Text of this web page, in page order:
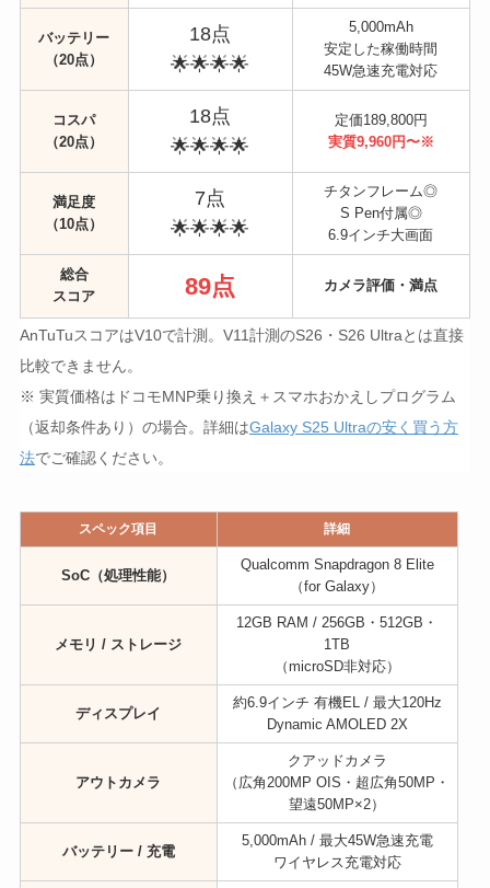
バッテリー
（20点）
18点
🌟🌟🌟🌟
5,000mAh
安定した稼働時間
45W急速充電対応
コスパ
（20点）
18点
🌟🌟🌟🌟
定価189,800円
実質9,960円〜※
満足度
（10点）
7点
🌟🌟🌟🌟
チタンフレーム◎
S Pen付属◎
6.9インチ大画面
総合
スコア
89点 カメラ評価・満点
AnTuTuスコアはV10で計測。V11計測のS26・S26 Ultraとは直接
比較できません。
※ 実質価格はドコモMNP乗り換え＋スマホおかえしプログラム
（返却条件あり）の場合。詳細はGalaxy S25 Ultraの安く買う方
法でご確認ください。
スペック項目 詳細
SoC（処理性能）
Qualcomm Snapdragon 8 Elite
（for Galaxy）
メモリ / ストレージ
12GB RAM / 256GB・512GB・
1TB
（microSD非対応）
ディスプレイ
約6.9インチ 有機EL / 最大120Hz
Dynamic AMOLED 2X
アウトカメラ
クアッドカメラ
（広角200MP OIS・超広角50MP・
望遠50MP×2）
バッテリー / 充電
5,000mAh / 最大45W急速充電
ワイヤレス充電対応